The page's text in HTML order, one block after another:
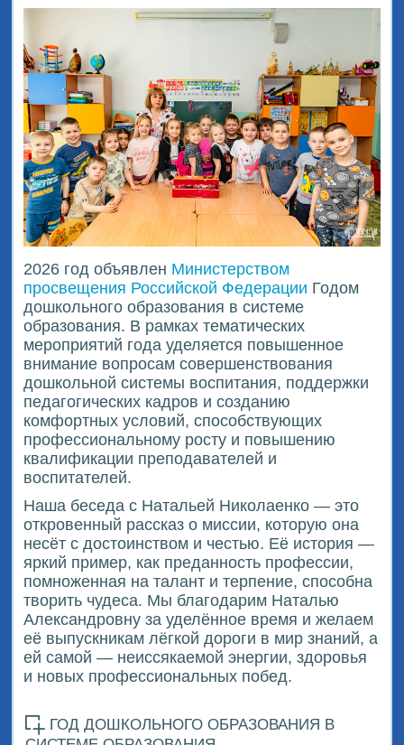
2026 год объявлен Министерством
просвещения Российской Федерации Годом
дошкольного образования в системе
образования. В рамках тематических
мероприятий года уделяется повышенное
внимание вопросам совершенствования
дошкольной системы воспитания, поддержки
педагогических кадров и созданию
комфортных условий, способствующих
профессиональному росту и повышению
квалификации преподавателей и
воспитателей.
Наша беседа с Натальей Николаенко — это
откровенный рассказ о миссии, которую она
несёт с достоинством и честью. Её история —
яркий пример, как преданность профессии,
помноженная на талант и терпение, способна
творить чудеса. Мы благодарим Наталью
Александровну за уделённое время и желаем
её выпускникам лёгкой дороги в мир знаний, а
ей самой — неиссякаемой энергии, здоровья
и новых профессиональных побед.
ГОД ДОШКОЛЬНОГО ОБРАЗОВАНИЯ В